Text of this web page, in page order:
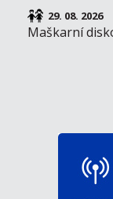
29. 08. 2026
Maškarní